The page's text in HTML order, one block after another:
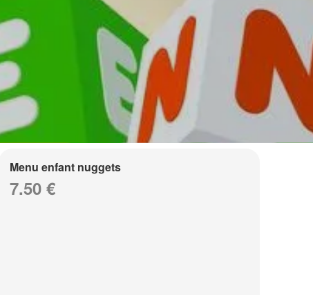
Menu enfant nuggets
7.50 €